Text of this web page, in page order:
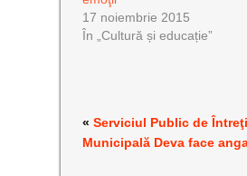
17 noiembrie 2015
În „Cultură și educație”
«Serviciul Public de
Municipală Deva face